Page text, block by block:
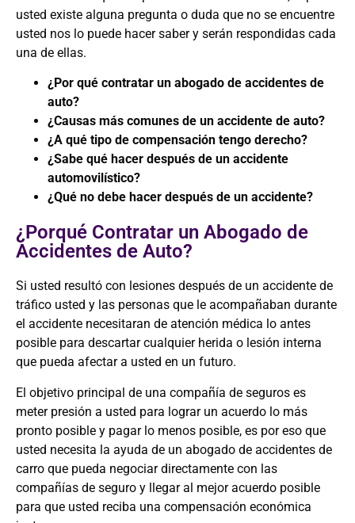
usted existe alguna pregunta o duda que no se encuentre
usted nos lo puede hacer saber y serán respondidas cada
una de ellas.
¿Por qué contratar un abogado de accidentes de
auto?
¿Causas más comunes de un accidente de auto?
¿A qué tipo de compensación tengo derecho?
¿Sabe qué hacer después de un accidente
automovilístico?
¿Qué no debe hacer después de un accidente?
¿Porqué Contratar un Abogado de
Accidentes de Auto?
Si usted resultó con lesiones después de un accidente de
tráfico usted y las personas que le acompañaban durante
el accidente necesitaran de atención médica lo antes
posible para descartar cualquier herida o lesión interna
que pueda afectar a usted en un futuro.
El objetivo principal de una compañía de seguros es
meter presión a usted para lograr un acuerdo lo más
pronto posible y pagar lo menos posible, es por eso que
usted necesita la ayuda de un abogado de accidentes de
carro que pueda negociar directamente con las
compañías de seguro y llegar al mejor acuerdo posible
para que usted reciba una compensación económica